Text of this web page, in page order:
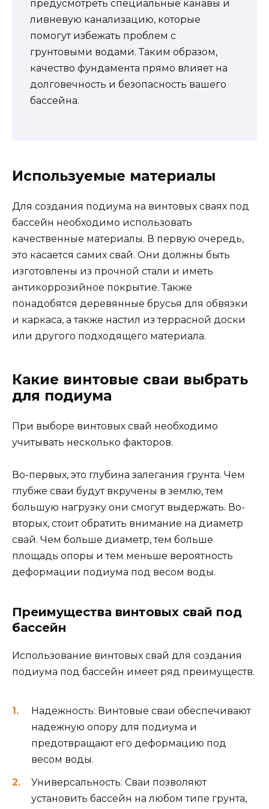
предусмотреть специальные канавы и
ливневую канализацию, которые
помогут избежать проблем с
грунтовыми водами. Таким образом,
качество фундамента прямо влияет на
долговечность и безопасность вашего
бассейна.
Используемые материалы
Для создания подиума на винтовых сваях под
бассейн необходимо использовать
качественные материалы. В первую очередь,
это касается самих свай. Они должны быть
изготовлены из прочной стали и иметь
антикоррозийное покрытие. Также
понадобятся деревянные брусья для обвязки
и каркаса, а также настил из террасной доски
или другого подходящего материала.
Какие винтовые сваи выбрать
для подиума
При выборе винтовых свай необходимо
учитывать несколько факторов.
Во-первых, это глубина залегания грунта. Чем
глубже сваи будут вкручены в землю, тем
большую нагрузку они смогут выдержать. Во-
вторых, стоит обратить внимание на диаметр
свай. Чем больше диаметр, тем больше
площадь опоры и тем меньше вероятность
деформации подиума под весом воды.
Преимущества винтовых свай под
бассейн
Использование винтовых свай для создания
подиума под бассейн имеет ряд преимуществ.
Надежность: Винтовые сваи обеспечивают
надежную опору для подиума и
предотвращают его деформацию под
весом воды.
Универсальность: Сваи позволяют
установить бассейн на любом типе грунта,